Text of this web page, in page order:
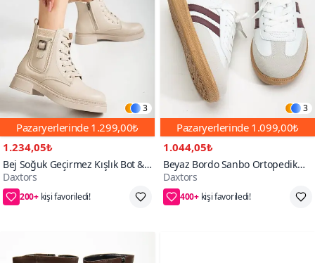
3
Pazaryerlerinde 1.299,00₺
1.234,05₺
Bej Soğuk Geçirmez Kışlık Bot &
Bootie
Daxtors
200+
65₺ daha az öde
3
Pazaryerlerinde 1.099,00₺
1.044,05₺
Beyaz Bordo Sanbo Ortopedik
Unisex Sneaker Spor Ayakkabı
Daxtors
400+
55₺ daha az öde